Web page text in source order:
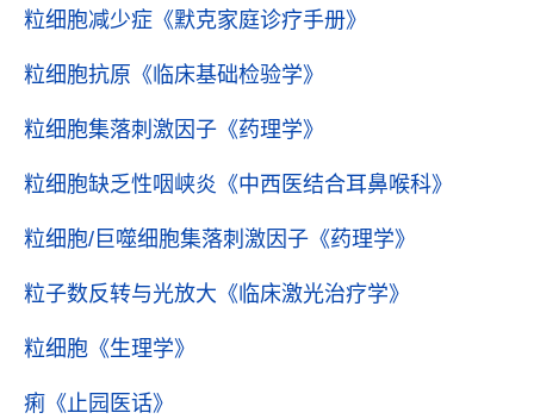
粒细胞减少症 《默克家庭诊疗手册》
粒细胞抗原 《临床基础检验学》
粒细胞集落刺激因子 《药理学》
粒细胞缺乏性咽峡炎 《中西医结合耳鼻喉科》
粒细胞/巨噬细胞集落刺激因子 《药理学》
粒子数反转与光放大 《临床激光治疗学》
粒细胞 《生理学》
痢 《止园医话》